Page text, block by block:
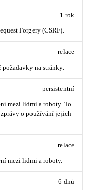
Forgery (CSRF).
1 rok
na stránky.
relace
mezi lidmi a roboty. To
o používání jejich
persistentní
mezi lidmi a roboty.
relace
6 dnů